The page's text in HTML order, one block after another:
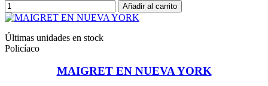
Añadir al carrito
Últimas unidades en stock
Policíaco
MAIGRET EN NUEVA YORK